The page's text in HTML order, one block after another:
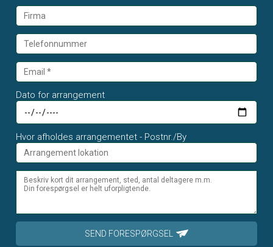
Dato for arrangement
Hvor afholdes arrangementet - Postnr./By
SEND FORESPØRGSEL